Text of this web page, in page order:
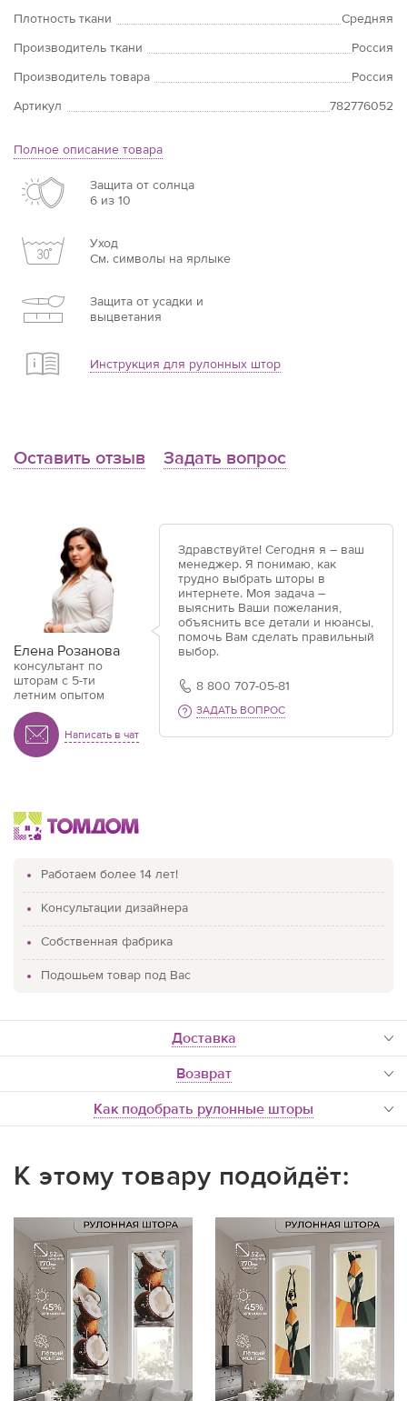
Плотность ткани
Средняя
Производитель ткани
Россия
Производитель товара
Россия
Артикул
782776052
Полное описание товара
Защита от солнца
6 из 10
Уход
См. символы на ярлыке
Защита от усадки и
выцветания
Инструкция для рулонных штор
Оставить отзыв Задать вопрос
Елена Розанова
консультант по
шторам с 5-ти
летним опытом
Написать в чат
Здравствуйте! Сегодня я – ваш
менеджер. Я понимаю, как
трудно выбрать шторы в
интернете. Моя задача –
выяснить Ваши пожелания,
объяснить все детали и нюансы,
помочь Вам сделать правильный
выбор.
8 800 707-05-81
ЗАДАТЬ ВОПРОС
Работаем более 14 лет!
Консультации дизайнера
Собственная фабрика
Подошьем товар под Вас
доставка
Возврат
Как подобрать рулонные шторы
К этому товару подойдёт: